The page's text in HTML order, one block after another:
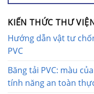
KIẾN THỨC THƯ
Hướng dẫn vật tư
PVC
Băng tải PVC: màu
tính năng an toàn